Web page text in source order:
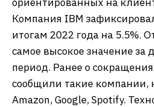
Компания IBM
итогам 2022 года на 5.5%.
самое высокое значение за
период. Ранее о
сообщили такие компании,
Amazon, Google, Spotify.